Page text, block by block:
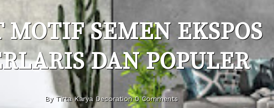
MOTIF SEMEN EKSPOS
DAN POPULER
By Tirta Karya Decoration 0 Comments